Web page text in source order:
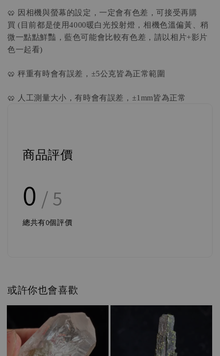
🥨 因相機與螢幕的設定，一定會有色差，可接受再購
買 (目前都是使用4000暖白光投射燈，相機色溫偏黃、稍
微一點點鮮豔，藍色可能會比較有色差，請以相片+影片
色一起看)
🥨 秤重有時會有誤差， ±5公克皆為正常範圍
🥨 人工測量大小，有時會有誤差， ±1mm皆為正常
商品評價
0 / 5
總共有0個評價
或許你也會喜歡